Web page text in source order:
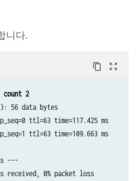
니다.
content_copy zoom_out_map
56 data bytes
ttl=63 time=117.425 ms
ttl=63 time=109.663 ms
---
received, 0% packet loss